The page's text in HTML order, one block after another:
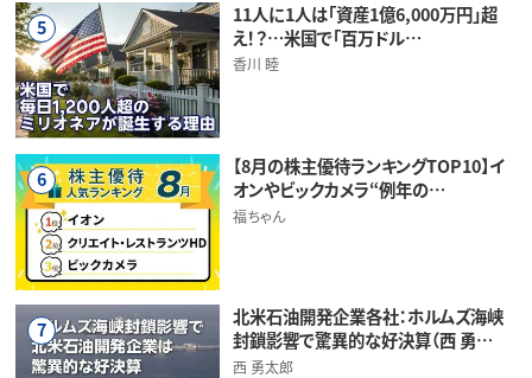
5
11人に1人は「資産1億6,000万円」超
え！？…米国で「百万ドル…
香川 睦
6
【8月の株主優待ランキングTOP10】イ
オンやビックカメラ“例年の…
福ちゃん
7
北米石油開発企業各社：ホルムズ海峡
封鎖影響で驚異的な好決算（西 勇…
西 勇太郎